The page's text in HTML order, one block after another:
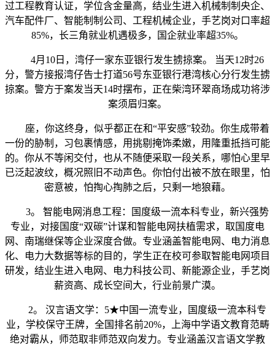
过工程教育认证，学位含金量高，结业生进入机械制制央企、
汽车配件厂、智能制制公司、工程机械企业，手艺岗对口率超
85%，长三角就业机遇极多，国企就业率超35%。
4月10日，湾仔一家东亚银行发生掳掠案。 当天12时26
分，警方接报湾仔告士打道56号东亚银行港湾核心分行发生掳
掠案。警方于案发当天14时摆布，正在柴湾环翠商场成功将涉
案须眉归案。
座，你这终身，似乎都正在和“平安感”较劲。你生成带着
一份的胁制，习包裹情感，用挑剔掩饰柔嫩，用隆重抵挡可能
的。你从不等闲交付，也从不随便采取一段关系，哪怕心里早
已泛起波纹，概况照旧不动声色。你怕付出被不放在眼里，怕
密意被，怕掏心掏肺之后，只剩一地狼藉。
3。 智能电网消息工程：国度级一流本科专业，新兴强势
专业，对接国度“双碳”计谋和智能电网扶植需求，取国度电
网、南瑞继保等企业深度合做。专业涵盖智能电网、电力消息
化、电力大数据等标的目的，学生正在校可参取智能电网项目
研发，结业生进入电网、电力科技公司、新能源企业，手艺岗
薪资高、成长空间大，行业前景广漠。
2。 汉言语文学：5★中国一流专业，国度级一流本科专
业，学校保守王牌，全国排名前20%，上海中学语文教育范畴
绝对霸从，师范取非师范双向发力。专业涵盖汉言语文学教